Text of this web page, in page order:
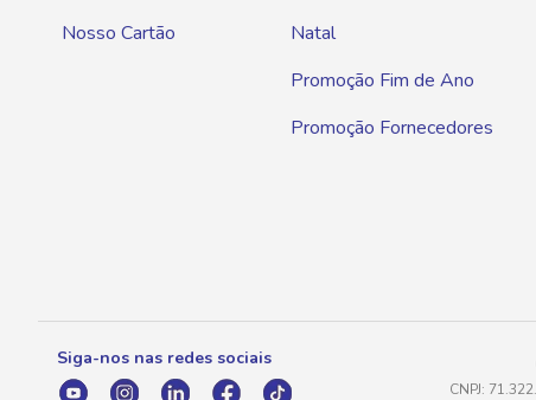
Nosso Cartão
Natal
Promoção Fim de Ano
Promoção Fornecedores
Siga-nos nas redes sociais
CNPJ: